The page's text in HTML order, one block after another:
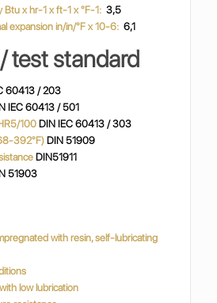
Btu x hr-1 x ft-1 x °F-1:3,5
expansion in/in/°F x 10-6:6,1
test standard
60413 / 203
IEC 60413 / 501
100 DIN IEC 60413 / 303
392°F) DIN 51909
DIN51911
51903
with resin, self-lubricating
low lubrication